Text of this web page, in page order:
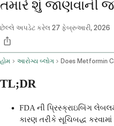
તમારે શું જાણવાની
છેલ્લે અપડેટ કરેલ 27 ફેબ્રુઆરી, 2026
હોમ આરોગ્ય બ્લોગ
TL;DR
FDA ની પ્રિસ્ક્રાઇબિંગ
કારણ તરીકે સૂચિબદ્ધ